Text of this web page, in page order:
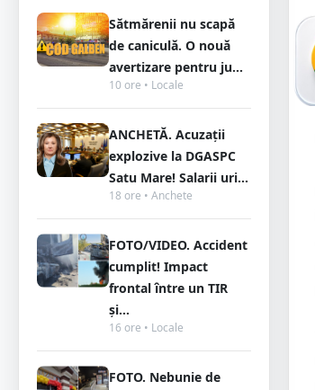
Sătmărenii nu scapă
de caniculă. O nouă
avertizare pentru ju...
10 ore • Locale
ANCHETĂ. Acuzații
explozive la DGASPC
Satu Mare! Salarii uri...
18 ore • Anchete
FOTO/VIDEO. Accident
cumplit! Impact
frontal între un TIR
și...
16 ore • Locale
FOTO. Nebunie de